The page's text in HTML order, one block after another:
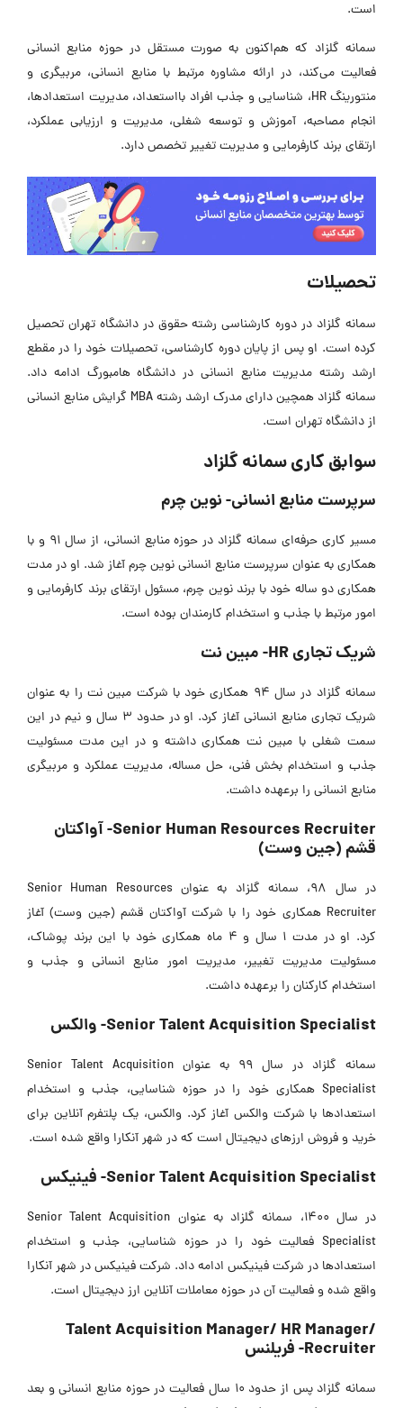
است.
سمانه گلزاد که هم‌اکنون به صورت مستقل در حوزه منابع انسانی
فعالیت می‌کند، در ارائه مشاوره مرتبط با منابع انسانی، مربیگری و
منتورینگ HR، شناسایی و جذب افراد بااستعداد، مدیریت استعدادها،
انجام مصاحبه، آموزش و توسعه شغلی، مدیریت و ارزیابی عملکرد،
ارتقای برند کارفرمایی و مدیریت تغییر تخصص دارد.
تحصیلات
سمانه گلزاد در دوره کارشناسی رشته حقوق در دانشگاه تهران تحصیل
کرده است. او پس از پایان دوره کارشناسی، تحصیلات خود را در مقطع
ارشد رشته مدیریت منابع انسانی در دانشگاه هامبورگ ادامه داد.
سمانه گلزاد همچین دارای مدرک ارشد رشته MBA گرایش منابع انسانی
از دانشگاه تهران است.
سوابق کاری سمانه گلزاد
سرپرست منابع انسانی- نوین چرم
مسیر کاری حرفه‌ای سمانه گلزاد در حوزه منابع انسانی، از سال 91 و با
همکاری به عنوان سرپرست منابع انسانی نوین چرم آغاز شد. او در مدت
همکاری دو ساله خود با برند نوین چرم، مسئول ارتقای برند کارفرمایی و
امور مرتبط با جذب و استخدام کارمندان بوده است.
شریک تجاری HR- مبین نت
سمانه گلزاد در سال 94 همکاری خود با شرکت مبین نت را به عنوان
شریک تجاری منابع انسانی آغاز کرد. او در حدود 3 سال و نیم در این
سمت شغلی با مبین نت همکاری داشته و در این مدت مسئولیت
جذب و استخدام بخش فنی، حل مساله، مدیریت عملکرد و مربیگری
منابع انسانی را برعهده داشت.
Senior Human Resources Recruiter- آواکتان
قشم (جین وست)
در سال 98، سمانه گلزاد به عنوان Senior Human Resources
Recruiter همکاری خود را با شرکت آواکتان قشم (جین وست) آغاز
کرد. او در مدت 1 سال و 4 ماه همکاری خود با این برند پوشاک،
مسئولیت مدیریت تغییر، مدیریت امور منابع انسانی و جذب و
استخدام کارکنان را برعهده داشت.
Senior Talent Acquisition Specialist- والکس
سمانه گلزاد در سال 99 به عنوان Senior Talent Acquisition
Specialist همکاری خود را در حوزه شناسایی، جذب و استخدام
استعدادها با شرکت والکس آغاز کرد. والکس، یک پلتفرم آنلاین برای
خرید و فروش ارزهای دیجیتال است که در شهر آنکارا واقع شده است.
Senior Talent Acquisition Specialist- فینیکس
در سال 1400، سمانه گلزاد به عنوان Senior Talent Acquisition
Specialist فعالیت خود را در حوزه شناسایی، جذب و استخدام
استعدادها در شرکت فینیکس ادامه داد. شرکت فینیکس در شهر آنکارا
واقع شده و فعالیت آن در حوزه معاملات آنلاین ارز دیجیتال است.
Talent Acquisition Manager/ HR Manager/
Recruiter- فریلنس
سمانه گلزاد پس از حدود 10 سال فعالیت در حوزه منابع انسانی و بعد